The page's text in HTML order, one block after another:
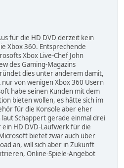
für die HD DVD derzeit kein
Xbox 360. Entsprechende
Xbox Live-Chef John
des Gaming-Magazins
dies unter anderem damit,
nur von wenigen Xbox 360 Usern
habe seinen Kunden mit dem
bieten wollen, es hätte sich im
für die Konsole aber eher
Schappert gerade einmal drei
HD DVD-Laufwerk für die
bietet zwar auch über
an, will sich aber in Zukunft
Online-Spiele-Angebot